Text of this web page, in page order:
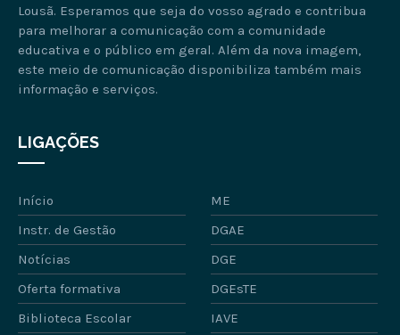
Lousã. Esperamos que seja do vosso agrado e contribua
para melhorar a comunicação com a comunidade
educativa e o público em geral. Além da nova imagem,
este meio de comunicação disponibiliza também mais
informação e serviços.
LIGAÇÕES
Início
ME
Instr. de Gestão
DGAE
Notícias
DGE
Oferta formativa
DGEsTE
Biblioteca Escolar
IAVE